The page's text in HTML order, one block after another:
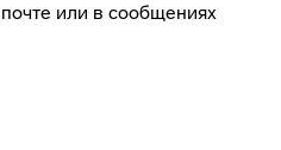
или в сообщениях